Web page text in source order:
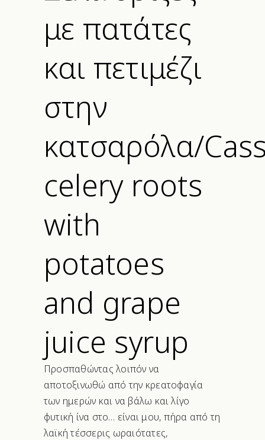
με πατάτες
και πετιμέζι
στην
κατσαρόλα/
celery roots
with
potatoes
and grape
juice syrup
Προσπαθώντας λοιπόν να
αποτοξινωθώ από την κρεατοφαγία
των ημερών και να βάλω και λίγο
φυτική ίνα στο… είναι μου, πήρα από τη
λαϊκή τέσσερις ωραιότατες,